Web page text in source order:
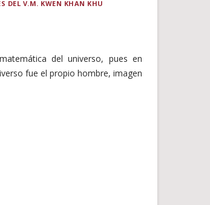
DEL V.M. KWEN KHAN KHU
del universo, pues en
fue el propio hombre, imagen